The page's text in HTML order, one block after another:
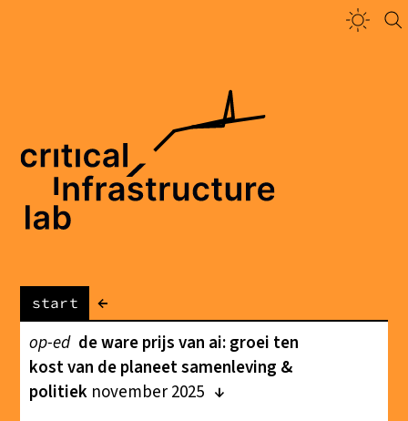
start
←
op-ed de ware prijs van ai: groei ten
kost van de planeet samenleving &
politiek november 2025